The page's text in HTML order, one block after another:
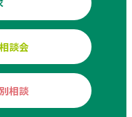
談会
相談